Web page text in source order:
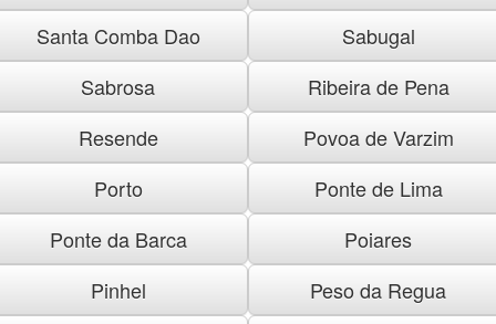
Santa Comba Dao
Sabugal
Sabrosa
Ribeira de Pena
Resende
Povoa de Varzim
Porto
Ponte de Lima
Ponte da Barca
Poiares
Pinhel
Peso da Regua